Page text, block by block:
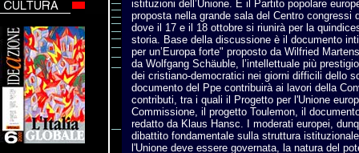
istituzioni dell’Unione. E il Partito popolare
proposta nella grande sala del Centro congressi
dove il 17 e il 18 ottobre si riunirà per la
storia. Base della discussione è il documento
per un’Europa forte" proposto da Wilfried
da Wolfgang Schäuble, l’intellettuale più
dei cristiano-democratici nei giorni difficili dello
documento del Ppe contribuirà ai lavori della
contributi, tra i quali il Progetto per l'Unione
Commissione, il progetto Toulemon, il
redatto da Klaus Hansc. I moderati europei,
dibattito fondamentale sulla struttura
l'Unione deve essere governata, la natura del